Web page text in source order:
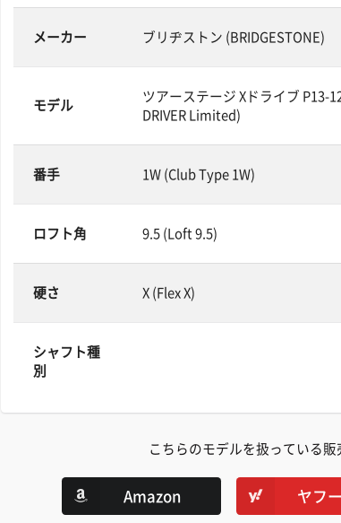
メーカー ブリヂストン (BRIDGESTONE)
モデル
ツアーステージ Xドライブ P13-
DRIVER Limited)
番手 1W (Club Type 1W)
ロフト角 9.5 (Loft 9.5)
硬さ X (Flex X)
シャフト種
別
こちらのモデルを扱っている
Amazon ヤフ